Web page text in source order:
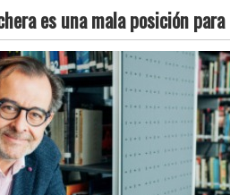
es una mala posición